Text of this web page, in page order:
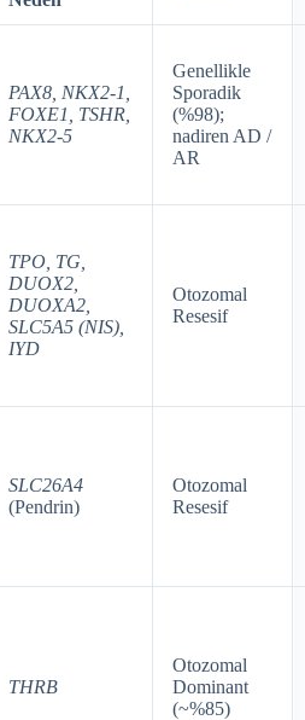
PAX8, NKX2-1,
FOXE1, TSHR,
NKX2-5
Genellikle
Sporadik
(%98);
nadiren AD /
AR
TPO, TG,
DUOX2,
DUOXA2,
SLC5A5 (NIS),
IYD
Otozomal
Resesif
SLC26A4
(Pendrin)
Otozomal
Resesif
THRB
Otozomal
Dominant
(~%85)